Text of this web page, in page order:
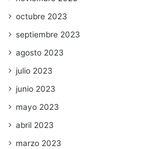
octubre 2023
septiembre 2023
agosto 2023
julio 2023
junio 2023
mayo 2023
abril 2023
marzo 2023